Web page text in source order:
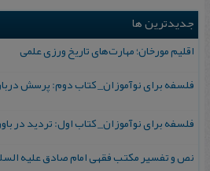
جدیدترین ها
اقلیم مورخان؛ مهارت‌های تاریخ ورزی علمی
فلسفه برای نوآموزان_ کتاب دوم: پرسش
فلسفه برای نوآموزان_ کتاب اول: تردید در
نص و تفسیر مکتب فقهی امام صادق علیه